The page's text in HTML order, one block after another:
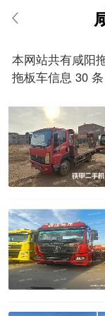
本网站共有咸阳
拖板车信息 30 条
请输入手机号
取
验
证
码
即
表
示
您
意
《隐
私
政
策》